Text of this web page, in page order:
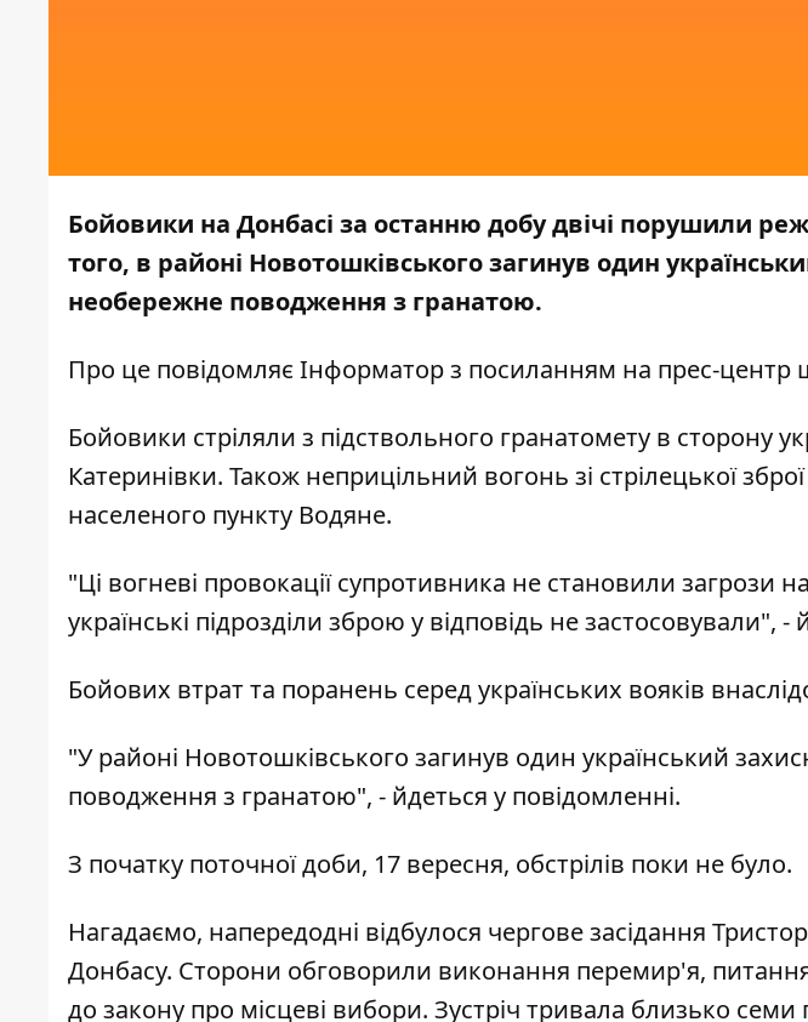
Бойовики на Донбасі за останню добу двічі порушили
того, в районі Новотошківського загинув один
необережне поводження з гранатою.
Про це повідомляє Інформаторз посиланням на прес-центр
Бойовики стріляли з підствольного гранатомету в сторону
Катеринівки. Також неприцільний вогонь зі стрілецької
населеного пункту Водяне.
"Ці вогневі провокації супротивника не становили загрози
українські підрозділи зброю у відповідь не застосовували", -
Бойових втрат та поранень серед українських вояків
"У районі Новотошківського загинув один український
поводження з гранатою", - йдеться у повідомленні.
З початку поточної доби, 17 вересня, обстрілів поки не було.
Нагадаємо, напередодні відбулося чергове засідання
Донбасу. Сторони обговорили виконання перемир'я,
до закону про місцеві вибори. Зустріч тривала близько семи